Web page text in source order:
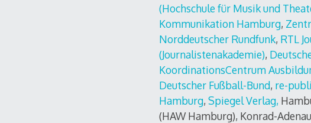
(Hochschule für Musik und
Kommunikation Hamburg,
Norddeutscher Rundfunk, RTL
(Journalistenakademie),
KoordinationsCentrum
Deutscher Fußball-Bund, re-
Hamburg, Spiegel Verlag,
(HAW Hamburg), Konrad-